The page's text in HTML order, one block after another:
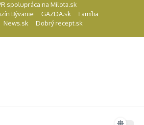
spolupráca na Milota.sk
Bývanie GAZDA.sk
Família
News.sk
Dobrý recept.sk